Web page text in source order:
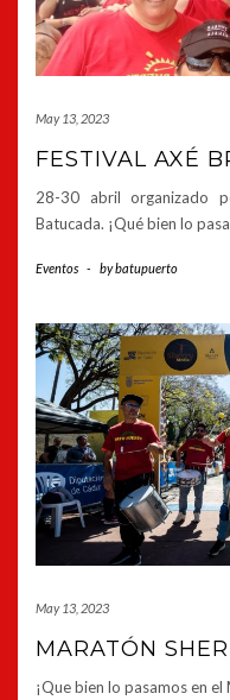
May 13, 2023
FESTIVAL AXÉ
28-30 abril organizado
Batucada. ¡Qué bien lo
Eventos - bybatupuerto
May 13, 2023
MARATÓN
¡Que bien lo pasamos en